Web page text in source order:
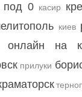
под 0 касир
киев
онлайн на
прилуки